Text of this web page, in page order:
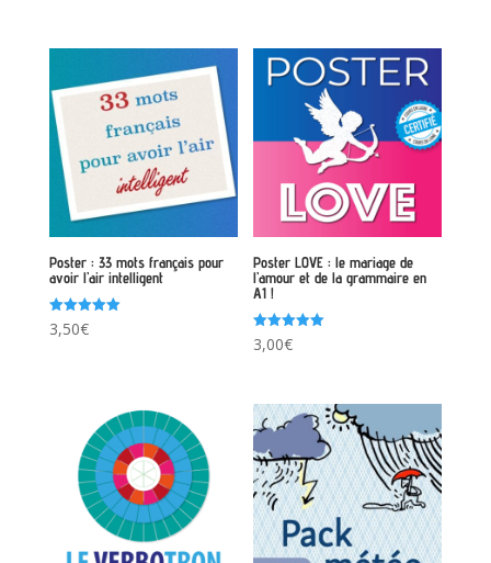
Poster : 33 mots français pour
avoir l’air intelligent
Note
5.00
3,50€
Poster LOVE : le mariage de
l’amour et de la grammaire en
A1 !
Note
5.00
3,00€